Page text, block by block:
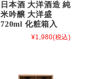
日本酒 大洋酒造 純
米吟醸 大洋盛
720ml 化粧箱入
¥1,980(税込)